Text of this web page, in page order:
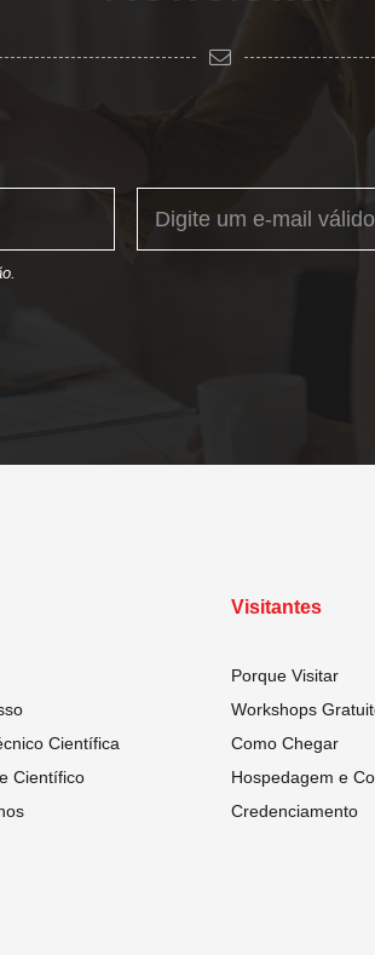
Científica
Científico
Visitantes
Porque Visitar
Workshops
Como Chegar
Hospedagem e
Credenciamento